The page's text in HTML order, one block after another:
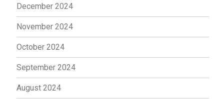
December 2024
November 2024
October 2024
September 2024
August 2024